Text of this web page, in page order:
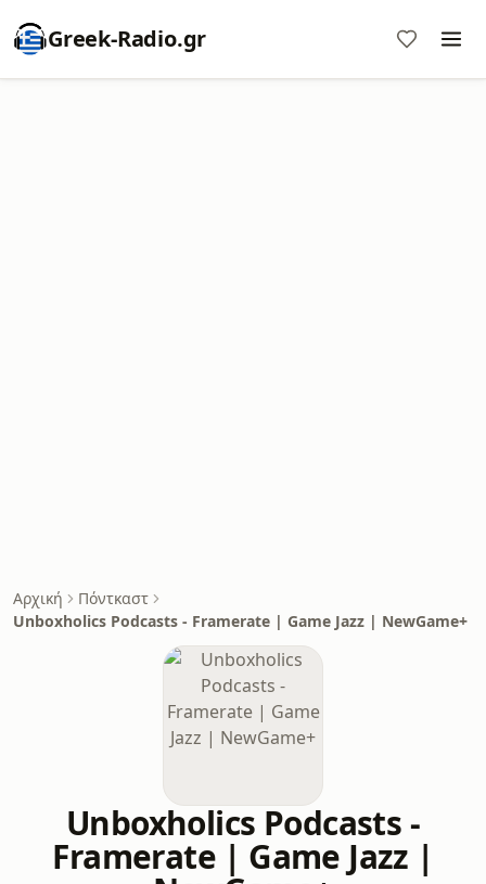
Greek-Radio.gr
Αρχική
Πόντκαστ
Unboxholics Podcasts - Framerate | Game Jazz | NewGame+
Unboxholics Podcasts -
Framerate | Game Jazz |